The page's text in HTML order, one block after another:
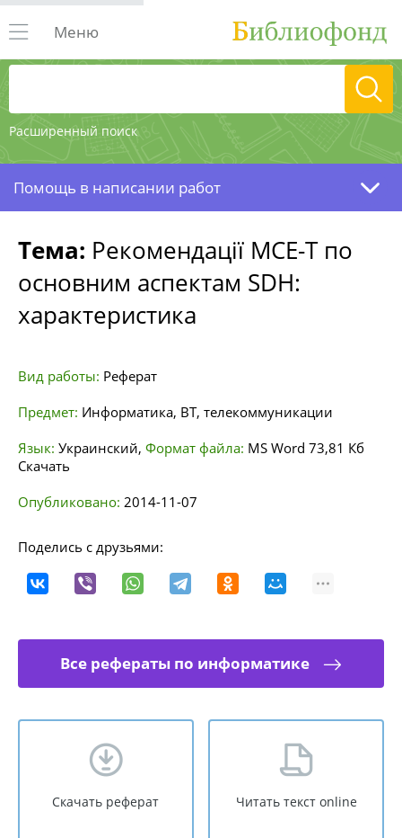
Расширенный поиск
Меню
Помощь в написании работ
Тема: Рекомендації МСЕ-Т по
основним аспектам SDH:
характеристика
Вид работы: Реферат
Предмет: Информатика, ВТ, телекоммуникации
Язык: Украинский, Формат файла: MS Word 73,81 Кб
Скачать
Опубликовано: 2014-11-07
Поделись с друзьями:
Все рефераты по информатике
Скачать реферат Читать текст online